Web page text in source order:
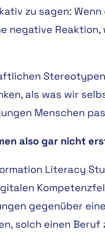
zu sagen:
negative
als was wir
Menschen
also gar nicht
Literacy
gegenüber
solch einen